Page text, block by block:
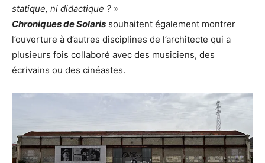
statique, ni didactique ? »
Chroniques de Solaris souhaitent également montrer
l’ouverture à d’autres disciplines de l’architecte qui a
plusieurs fois collaboré avec des musiciens, des
écrivains ou des cinéastes.